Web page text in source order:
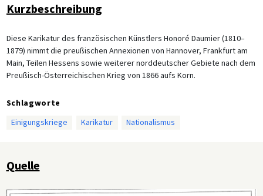
Kurzbeschreibung
Diese Karikatur des französischen Künstlers Honoré Daumier (1810–
1879) nimmt die preußischen Annexionen von Hannover, Frankfurt am
Main, Teilen Hessens sowie weiterer norddeutscher Gebiete nach dem
Preußisch-Österreichischen Krieg von 1866 aufs Korn.
Schlagworte
Einigungskriege
Karikatur Nationalismus
Quelle